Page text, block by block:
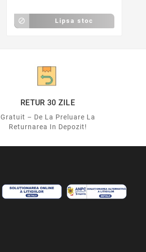
 Lipsa stoc
RETUR 30 ZILE
Gratuit – De La Preluare La
Returnarea In Depozit!